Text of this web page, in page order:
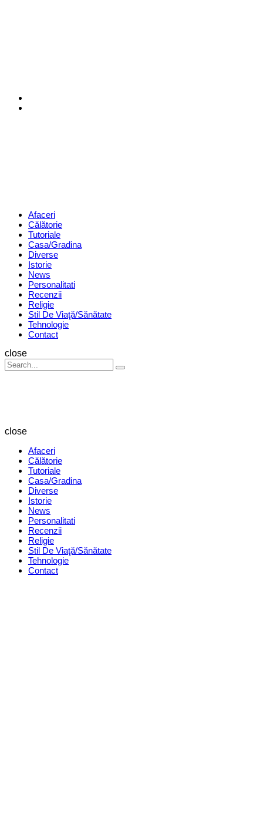
Menu Afaceri
Călătorie
Tutoriale
Casa/Gradina
Diverse
Istorie
News
Personalitati
Recenzii
Religie
Stil De Viaţă/Sănătate
Tehnologie
Contact
Search
close
Search
for:
Search
close
Afaceri
Călătorie
Tutoriale
Casa/Gradina
Diverse
Istorie
News
Personalitati
Recenzii
Religie
Stil De Viaţă/Sănătate
Tehnologie
Contact